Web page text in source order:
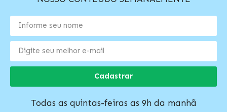
Cadastrar
Todas as quintas-feiras as 9h da manhã